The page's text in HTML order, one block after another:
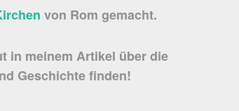
von Rom gemacht.
in meinem Artikel über die
Geschichte finden!